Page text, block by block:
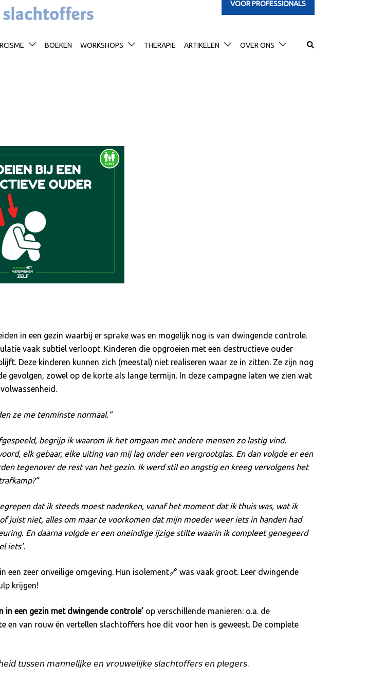
VOOR PROFESSIONALS
BOEKEN WORKSHOPS THERAPIE ARTIKELEN OVER ONS Search
in een gezin waarbij er sprake was en mogelijk nog is van dwingende controle.
vaak subtiel verloopt. Kinderen die opgroeien met een destructieve ouder
Deze kinderen kunnen zich (meestal) niet realiseren waar ze in zitten. Ze zijn nog
gevolgen, zowel op de korte als lange termijn. In deze campagne laten we zien wat
ze me tenminste normaal.”
begrijp ik waarom ik het omgaan met andere mensen zo lastig vind.
elk gebaar, elke uiting van mij lag onder een vergrootglas. En dan volgde er een
tegenover de rest van het gezin. Ik werd stil en angstig en kreeg vervolgens het
dat ik steeds moest nadenken, vanaf het moment dat ik thuis was, wat ik
juist niet, alles om maar te voorkomen dat mijn moeder weer iets in handen had
En daarna volgde er een oneindige ijzige stilte waarin ik compleet genegeerd
iets’.
zeer onveilige omgeving. Hun isolement🔗 was vaak groot. Leer dwingende
krijgen!
in een gezin met dwingende controle’ op verschillende manieren: o.a. de
en van rouw én vertellen slachtoffers hoe dit voor hen is geweest. De complete
𝘵𝘶𝘴𝘴𝘦𝘯 𝘮𝘢𝘯𝘯𝘦𝘭𝘪𝘫𝘬𝘦 𝘦𝘯 𝘷𝘳𝘰𝘶𝘸𝘦𝘭𝘪𝘫𝘬𝘦 𝘴𝘭𝘢𝘤𝘩𝘵𝘰𝘧𝘧𝘦𝘳𝘴 𝘦𝘯 𝘱𝘭𝘦𝘨𝘦𝘳𝘴.